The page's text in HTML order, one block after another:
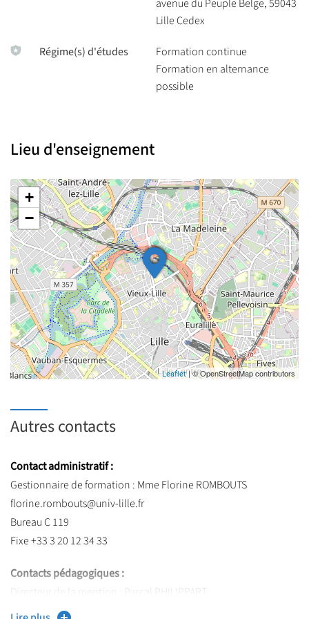
avenue du Peuple Belge, 59043
Lille Cedex
Régime(s) d'études
Formation continue
Formation en alternance
possible
Lieu d'enseignement
+
−
Leaflet| © OpenStreetMap contributors
Autres contacts
Contact administratif :
Gestionnaire de formation : Mme Florine ROMBOUTS
florine.rombouts@univ-lille.fr
Bureau C 119
Fixe +33 3 20 12 34 33
Contacts pédagogiques :
Directeur de la mention : Pascal PHILIPPART
Responsables de formation : M. Pascal PHILIPPART, directeur et